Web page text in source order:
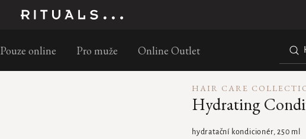
Objednejte do 11:30 a doručíme následující pracovní den
Pouze online Pro muže Online Outlet
HAIR CARE
Hydrating
hydratační kondicionér, 250 ml